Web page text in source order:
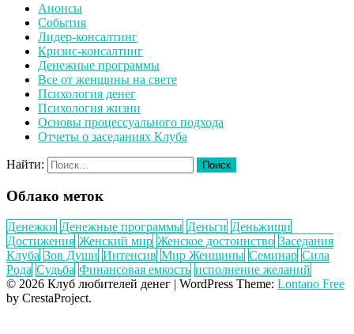
Анонсы
События
Лидер-консалтинг
Кризис-консалтинг
Денежные программы
Все от женщины на свете
Психология денег
Психология жизни
Основы процессуального подхода
Отчеты о заседаниях Клуба
Найти:
Облако меток
Денежки Денежные программы Деньги Деньжищи
Достижения Женский мир Женское достоинство Заседания
Клуба Зов Души Интенсив Мир Женщины Семинар Сила
Рода Судьба Финансовая емкость исполнение желаний
© 2026 Клуб любителей денег | WordPress Theme: Lontano Free
by CrestaProject.